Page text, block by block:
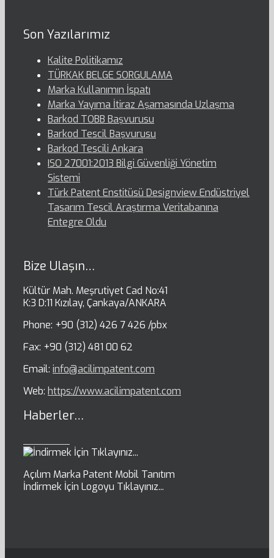
Son Yazılarımız
Kalite Politikamız
TÜRKAK BELGE SORGULAMA
Marka Kullanımın İspatı
Marka Yayıma İtiraz Aşamasında Uzlaşma
Barkod TOBB Başvurusu
Barkod Tescil Başvurusu
Barkod Tescili Ankara
ISO 27001:2013 Bilgi Güvenliği Yönetim
Sistemi
Türk Patent Enstitüsü Designview Endüstriyel
Tasarım Tescil Araştırma Veritabanına
Entegre Oldu
Bize Ulaşın…
Kültür Mah. Meşrutiyet Cad No:41
K:3 D:11 Kızılay, Çankaya/ANKARA
Phone: +90 (312) 426 7 426 /pbx
Fax: +90 (312) 481 00 62
Email: info@acilimpatent.com
Web: https://www.acilimpatent.com
Haberler…
Açılım Marka Patent Mobil Tanıtım
İndirmek İçin Logoyu Tıklayınız...